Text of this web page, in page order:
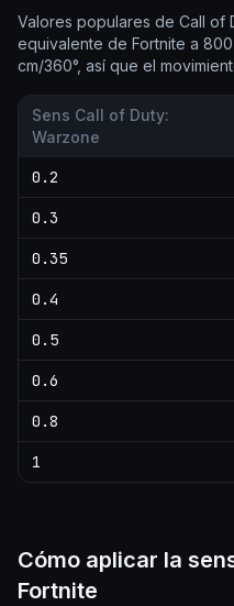
Valores populares de Call of
equivalente de Fortnite a 800
cm/360°, así que el
Sens Call of Duty:
Warzone
0.2
0.3
0.35
0.4
0.5
0.6
0.8
1
Cómo aplicar la
Fortnite